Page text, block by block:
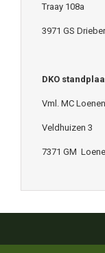
Traay 108a
3971 GS
DKO
Vml. MC
Veldhuizen 3
7371 GM